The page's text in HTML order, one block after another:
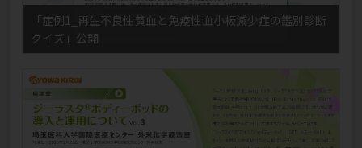
「症例1_再生不良性貧血と免疫性血小板減少症の鑑別診断
クイズ」公開